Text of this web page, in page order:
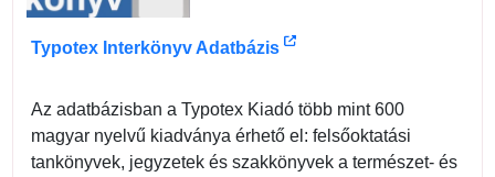
Typotex Interkönyv Adatbázis
Az adatbázisban a Typotex Kiadó több mint 600
magyar nyelvű kiadványa érhető el: felsőoktatási
tankönyvek, jegyzetek és szakkönyvek a természet- és